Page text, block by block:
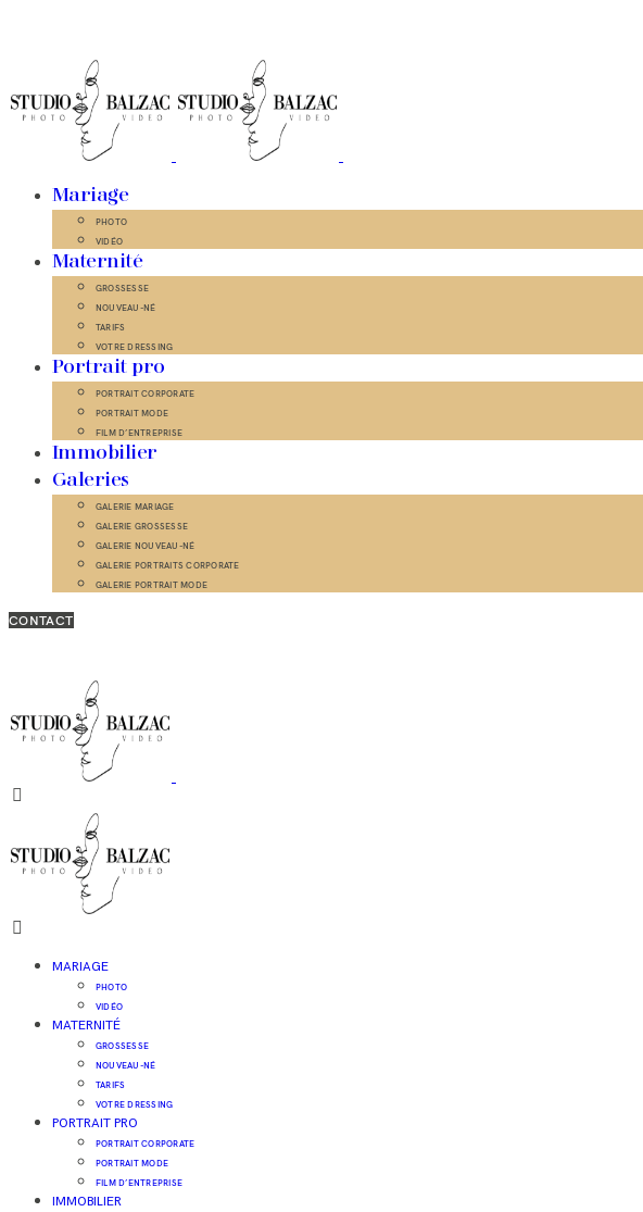
Mariage
PHOTO
VIDÉO
Maternité
GROSSESSE
NOUVEAU-NÉ
TARIFS
VOTRE DRESSING
Portrait pro
PORTRAIT CORPORATE
PORTRAIT MODE
FILM D’ENTREPRISE
Immobilier
Galeries
GALERIE MARIAGE
GALERIE GROSSESSE
GALERIE NOUVEAU-NÉ
GALERIE PORTRAITS CORPORATE
GALERIE PORTRAIT MODE
CONTACT
MARIAGE
PHOTO
VIDÉO
MATERNITÉ
GROSSESSE
NOUVEAU-NÉ
TARIFS
VOTRE DRESSING
PORTRAIT PRO
PORTRAIT CORPORATE
PORTRAIT MODE
FILM D’ENTREPRISE
IMMOBILIER